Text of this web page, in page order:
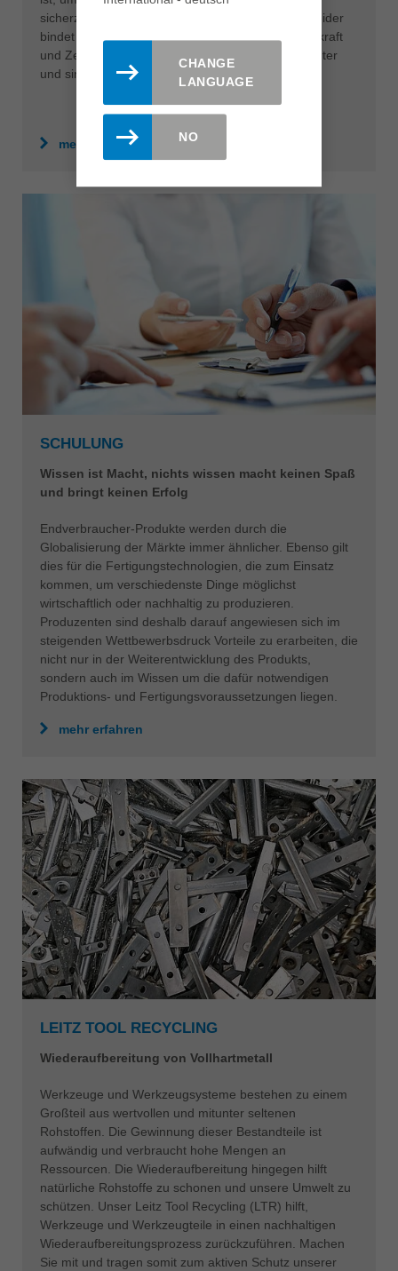
sicherzustellen und diese am Laufen zu halten. Leider
bindet dies kostbare Ressourcen an Geld, Arbeitskraft
und Zeit, welche an anderer Stelle weitaus effizienter
und sinnvoller eingesetzt werden könnten.
mehr erfahren
SCHULUNG
Wissen ist Macht, nichts wissen macht keinen Spaß
und bringt keinen Erfolg
Endverbraucher-Produkte werden durch die
Globalisierung der Märkte immer ähnlicher. Ebenso gilt
dies für die Fertigungstechnologien, die zum Einsatz
kommen, um verschiedenste Dinge möglichst
wirtschaftlich oder nachhaltig zu produzieren.
Produzenten sind deshalb darauf angewiesen sich im
steigenden Wettbewerbsdruck Vorteile zu erarbeiten, die
nicht nur in der Weiterentwicklung des Produkts,
sondern auch im Wissen um die dafür notwendigen
Produktions- und Fertigungsvoraussetzungen liegen.
mehr erfahren
LEITZ TOOL RECYCLING
Wiederaufbereitung von Vollhartmetall
Werkzeuge und Werkzeugsysteme bestehen zu einem
Großteil aus wertvollen und mitunter seltenen
Rohstoffen. Die Gewinnung dieser Bestandteile ist
aufwändig und verbraucht hohe Mengen an
Ressourcen. Die Wiederaufbereitung hingegen hilft
natürliche Rohstoffe zu schonen und unsere Umwelt zu
schützen. Unser Leitz Tool Recycling (LTR) hilft,
Werkzeuge und Werkzeugteile in einen nachhaltigen
Wiederaufbereitungsprozess zurückzuführen. Machen
Sie mit und tragen somit zum aktiven Schutz unserer
CHANGE
LANGUAGE
NO